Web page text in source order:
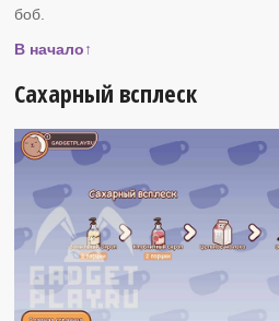
боб.
В начало↑
Сахарный всплеск